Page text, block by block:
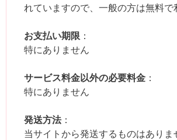
れていますので、一般の方は無料で
お支払い期限 ：
特にありません
サービス料金以外の必要料金 ：
特にありません
発送方法：
当サイトから発送するものはありま